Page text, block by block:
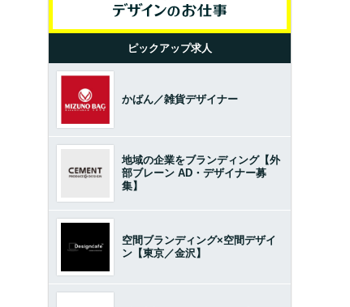
ピックアップ求人
かばん／雑貨デザイナー
地域の企業をブランディング【外
部ブレーン AD・デザイナー募
集】
空間ブランディング×空間デザイ
ン【東京／金沢】